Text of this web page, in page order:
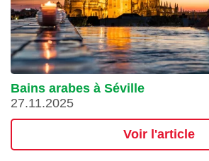
Bains arabes à Séville
27.11.2025
Voir l'article